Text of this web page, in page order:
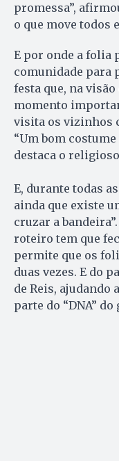
promessa”,
o que move todos
E por onde a folia
comunidade para
festa que, na
momento
visita os vizinhos
“Um bom
destaca o
E, durante todas
ainda que existe
cruzar a
roteiro tem que
permite que os
duas vezes. E do
de Reis, ajudando
parte do “DNA” do